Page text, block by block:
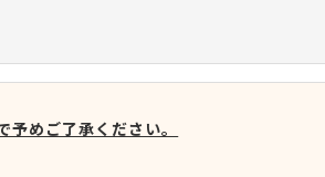
めご了承ください。